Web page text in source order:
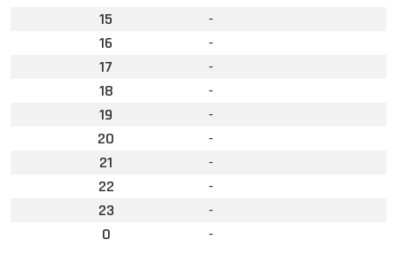
15
-
16
-
17
-
18
-
19
-
20
-
21
-
22
-
23
-
0
-